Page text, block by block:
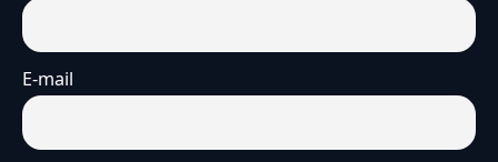
E-mail